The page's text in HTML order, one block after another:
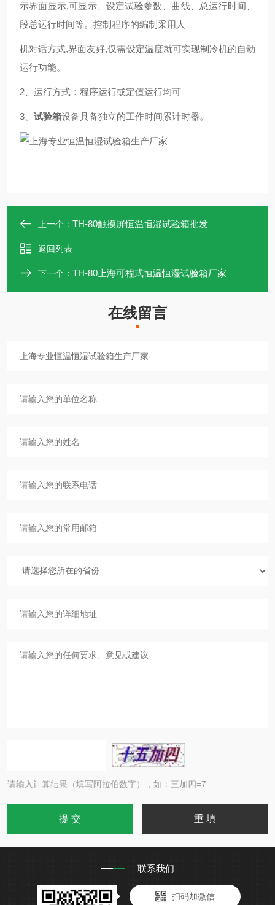
示界面显示,可显示、设定试验参数、曲线、总运行时间、
段总运行时间等。控制程序的编制采用人
机对话方式,界面友好,仅需设定温度就可实现制冷机的自动
运行功能。
2、运行方式：程序运行或定值运行均可
3、 试验箱设备具备独立的工作时间累计时器。
上一个： TH-80触摸屏恒温恒湿试验箱批发
返回列表
下一个： TH-80上海可程式恒温恒湿试验箱厂家
在线留言
请输入计算结果（填写阿拉伯数字），如：三加四=7
联系我们
扫码加微信